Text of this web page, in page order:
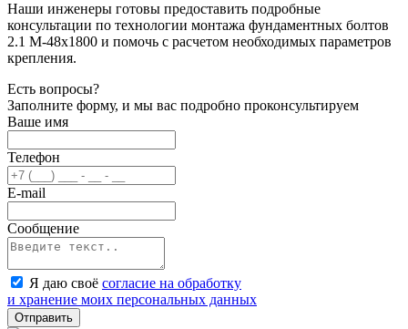
Наши инженеры готовы предоставить подробные
консультации по технологии монтажа фундаментных болтов
2.1 М-48х1800 и помочь с расчетом необходимых параметров
крепления.
Есть вопросы?
Заполните форму, и мы вас подробно проконсультируем
Ваше имя
Телефон
E-mail
Сообщение
Я даю своё согласие на обработку
и хранение моих персональных данных
Отправить